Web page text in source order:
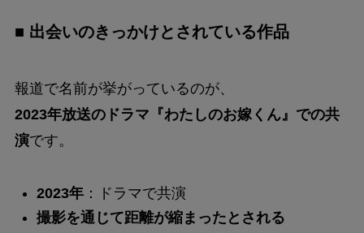
■ 出会いのきっかけとされている作品
報道で名前が挙がっているのが、
2023年放送のドラマ『わたしのお嫁くん』での共
演です。
2023年：ドラマで共演
撮影を通じて距離が縮まったとされる